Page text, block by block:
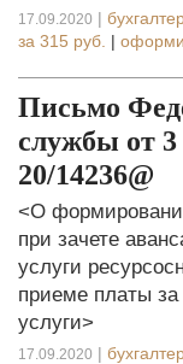
17.09.2020 |
за 315 руб. |
Письмо
службы от
20/14236@
<О
при зачете
услуги
приеме платы
услуги>
17.09.2020 |